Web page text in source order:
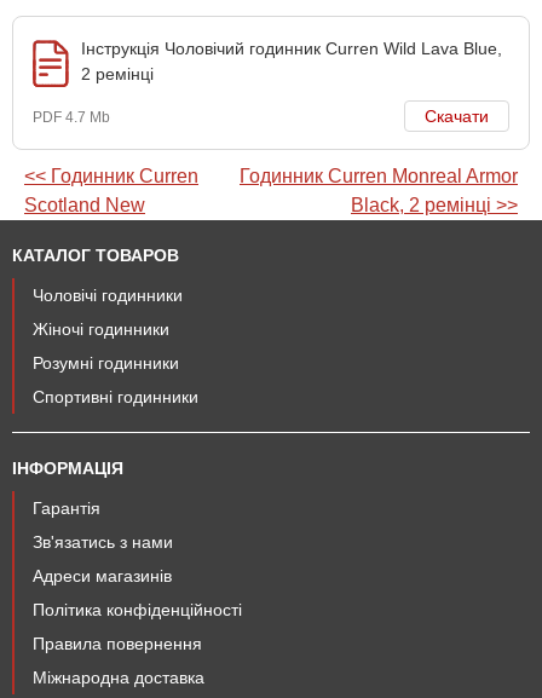
Інструкція Чоловічий годинник Curren Wild Lava Blue,
2 ремінці
PDF 4.7 Mb Скачати
<< Годинник Сurren
Scotland New
Годинник Curren Monreal Armor
Black, 2 ремінці >>
КАТАЛОГ ТОВАРОВ
Чоловічі годинники
Жіночі годинники
Розумні годинники
Спортивні годинники
ІНФОРМАЦІЯ
Гарантія
Зв'язатись з нами
Адреси магазинів
Політика конфіденційності
Правила повернення
Міжнародна доставка